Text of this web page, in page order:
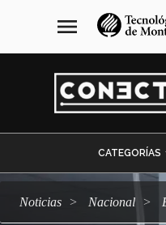
navegación
principal
menu
CATEGORÍAS
Noticias Nacional